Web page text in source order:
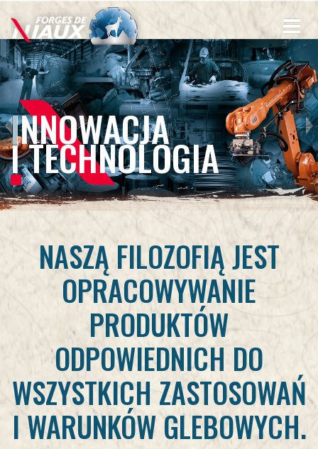
do
treści
INNOWACJA
I TECHNOLOGIA
NASZĄ FILOZOFIĄ JEST
OPRACOWYWANIE
PRODUKTÓW
ODPOWIEDNICH DO
WSZYSTKICH ZASTOSOWAŃ
I WARUNKÓW GLEBOWYCH.